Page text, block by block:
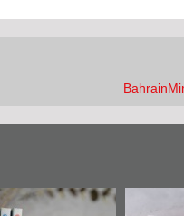
"مرآة البحرين"